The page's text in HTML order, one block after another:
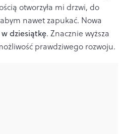
otworzyła mi drzwi, do
nawet zapukać. Nowa
w dziesiątkę. Znacznie wyższa
prawdziwego rozwoju.